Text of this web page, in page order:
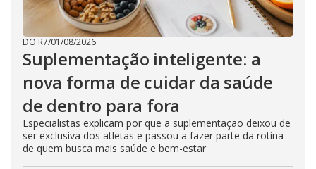
DO R7/01/08/2026
Suplementação inteligente: a
nova forma de cuidar da saúde
de dentro para fora
Especialistas explicam por que a suplementação deixou de
ser exclusiva dos atletas e passou a fazer parte da rotina
de quem busca mais saúde e bem-estar